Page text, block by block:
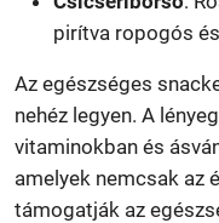
pirítva ropogós
Az egészséges
nehéz legyen. A
vitaminokban és
amelyek nemcsak az
támogatják az